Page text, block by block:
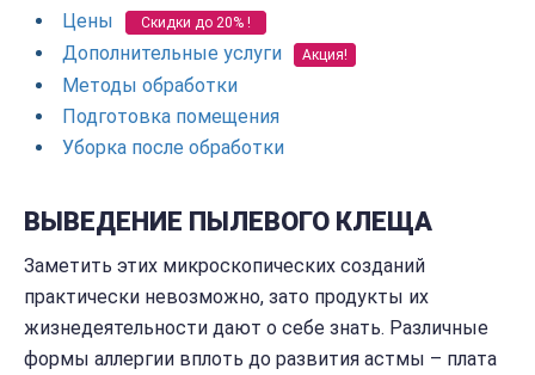
Цены Скидки до 20% !
Дополнительные услуги Акция!
Методы обработки
Подготовка помещения
Уборка после обработки
ВЫВЕДЕНИЕ ПЫЛЕВОГО КЛЕЩА
Заметить этих микроскопических созданий
практически невозможно, зато продукты их
жизнедеятельности дают о себе знать. Различные
формы аллергии вплоть до развития астмы – плата